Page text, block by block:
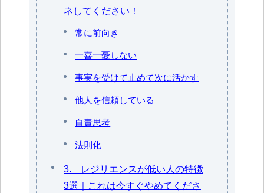
ネしてください！
常に前向き
一喜一憂しない
事実を受けて止めて次に活かす
他人を信頼している
自責思考
法則化
3. レジリエンスが低い人の特徴
3選｜これは今すぐやめてくださ